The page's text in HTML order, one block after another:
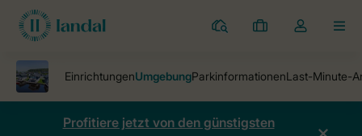
Ferienparks
Meine
Dropdown-
öffnen
Profitiere jetzt von den günstigsten